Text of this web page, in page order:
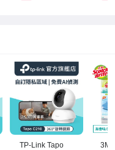
TP-Link Tapo
3M